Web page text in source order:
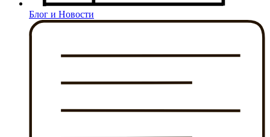
Блог и Новости